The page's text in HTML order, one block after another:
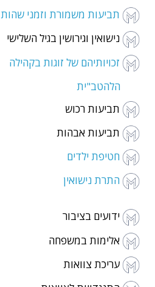
תביעות משמורת וזמני שהות
נישואין וגירושין בגיל השלישי
זכויותיהם של זוגות בקהילה
הלהטב"ית
תביעות רכוש
תביעות אבהות
חטיפת ילדים
התרת נישואין
ידועים בציבור
אלימות במשפחה
עריכת צוואות